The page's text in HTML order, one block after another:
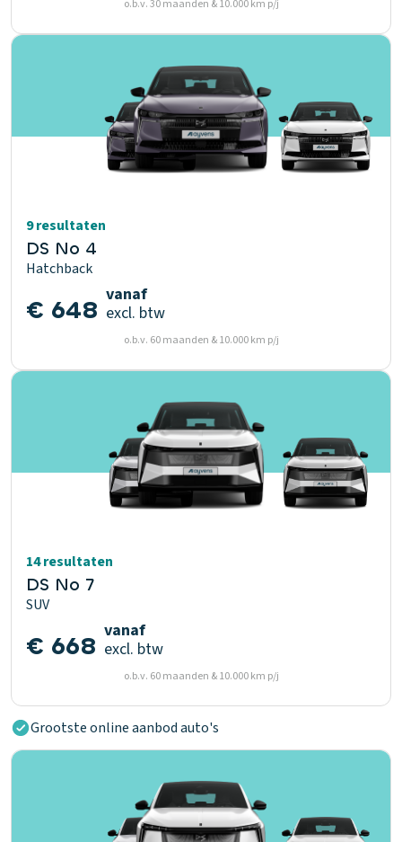
o.b.v. 30 maanden & 10.000 km p/j
9 resultaten
DS No 4
Hatchback
€ 648 vanaf
excl. btw
o.b.v. 60 maanden & 10.000 km p/j
14 resultaten
DS No 7
SUV
€ 668 vanaf
excl. btw
o.b.v. 60 maanden & 10.000 km p/j
Grootste online aanbod auto's